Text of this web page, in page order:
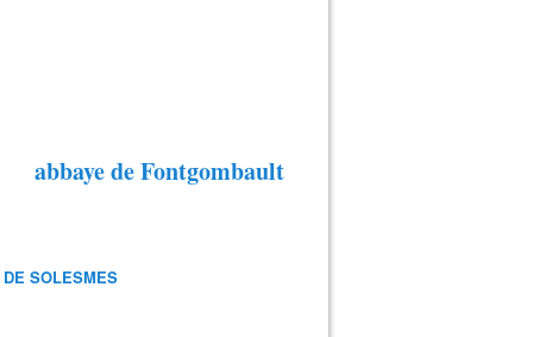
abbaye de Fontgombault
SOLESMES